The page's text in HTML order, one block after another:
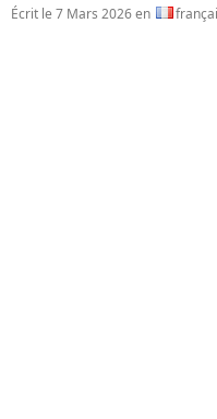
Écrit le 7 Mars 2026en